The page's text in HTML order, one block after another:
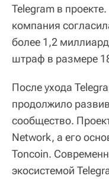
Telegram в
компания
более 1,2
штраф в размере
После ухода
продолжило
сообщество.
Network, а его
Toncoin.
экосистемой